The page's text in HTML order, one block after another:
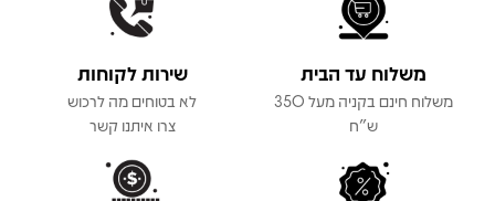
משלוח עד הבית
משלוח חינם בקניה מעל 350
ש"ח
שירות לקוחות
לא בטוחים מה לרכוש
צרו איתנו קשר